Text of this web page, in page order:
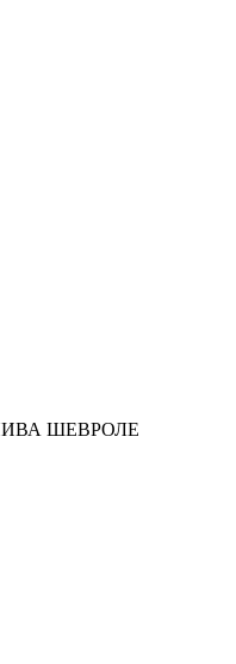
НИВА ШЕВРОЛЕ